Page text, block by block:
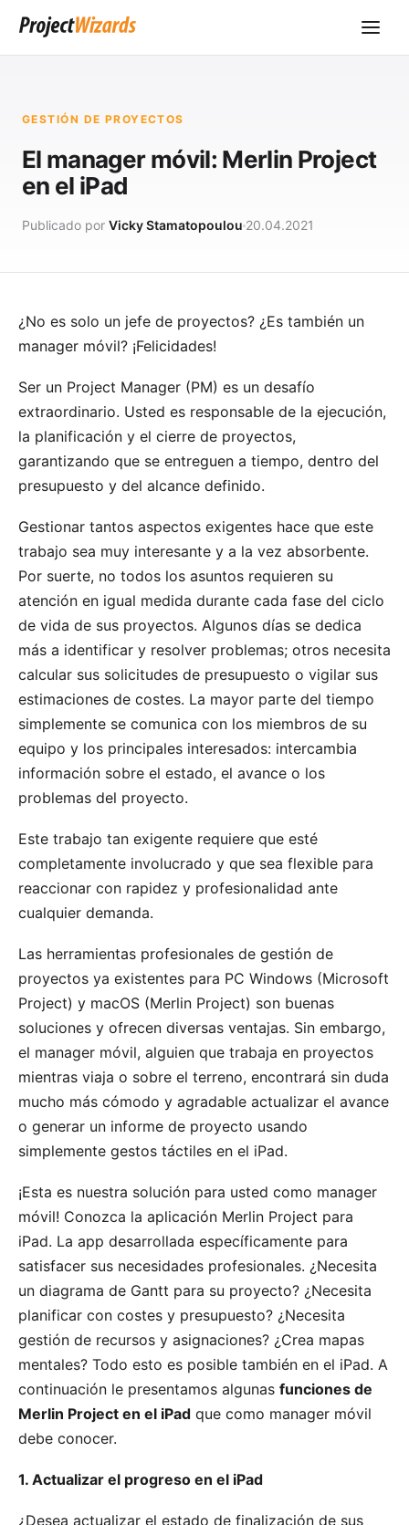
GESTIÓN DE PROYECTOS
El manager móvil: Merlin Project
en el iPad
Publicado por Vicky Stamatopoulou 20.04.2021
¿No es solo un jefe de proyectos? ¿Es también un
manager móvil? ¡Felicidades!
Ser un Project Manager (PM) es un desafío
extraordinario. Usted es responsable de la ejecución,
la planificación y el cierre de proyectos,
garantizando que se entreguen a tiempo, dentro del
presupuesto y del alcance definido.
Gestionar tantos aspectos exigentes hace que este
trabajo sea muy interesante y a la vez absorbente.
Por suerte, no todos los asuntos requieren su
atención en igual medida durante cada fase del ciclo
de vida de sus proyectos. Algunos días se dedica
más a identificar y resolver problemas; otros necesita
calcular sus solicitudes de presupuesto o vigilar sus
estimaciones de costes. La mayor parte del tiempo
simplemente se comunica con los miembros de su
equipo y los principales interesados: intercambia
información sobre el estado, el avance o los
problemas del proyecto.
Este trabajo tan exigente requiere que esté
completamente involucrado y que sea flexible para
reaccionar con rapidez y profesionalidad ante
cualquier demanda.
Las herramientas profesionales de gestión de
proyectos ya existentes para PC Windows (Microsoft
Project) y macOS (Merlin Project) son buenas
soluciones y ofrecen diversas ventajas. Sin embargo,
el manager móvil, alguien que trabaja en proyectos
mientras viaja o sobre el terreno, encontrará sin duda
mucho más cómodo y agradable actualizar el avance
o generar un informe de proyecto usando
simplemente gestos táctiles en el iPad.
¡Esta es nuestra solución para usted como manager
móvil! Conozca la aplicación Merlin Project para
iPad. La app desarrollada específicamente para
satisfacer sus necesidades profesionales. ¿Necesita
un diagrama de Gantt para su proyecto? ¿Necesita
planificar con costes y presupuesto? ¿Necesita
gestión de recursos y asignaciones? ¿Crea mapas
mentales? Todo esto es posible también en el iPad. A
continuación le presentamos algunas funciones de
Merlin Project en el iPad que como manager móvil
debe conocer.
1. Actualizar el progreso en el iPad
¿Desea actualizar el estado de finalización de sus